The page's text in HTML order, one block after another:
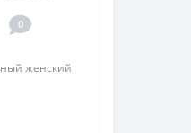
0
женский